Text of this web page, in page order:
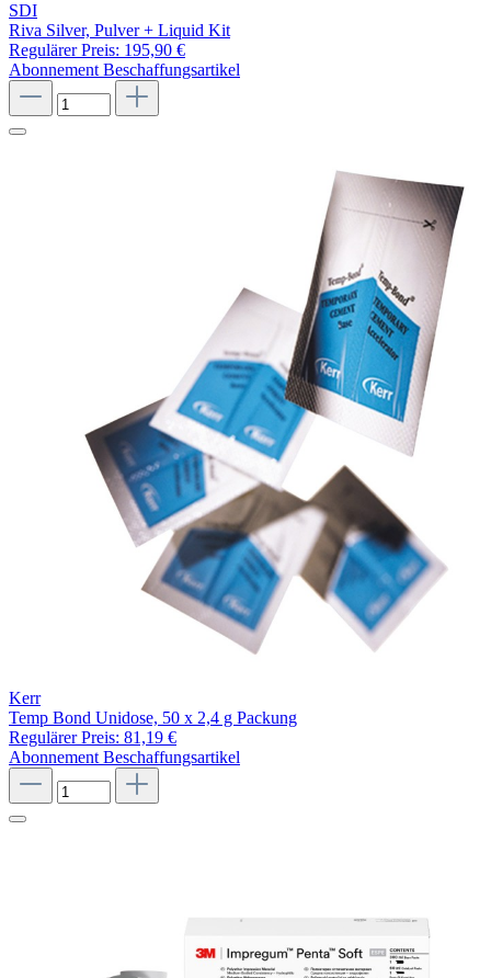
SDI
Riva Silver, Pulver + Liquid Kit
Regulärer Preis: 195,90 €
Abonnement Beschaffungsartikel
Kerr
Temp Bond Unidose, 50 x 2,4 g Packung
Regulärer Preis: 81,19 €
Abonnement Beschaffungsartikel